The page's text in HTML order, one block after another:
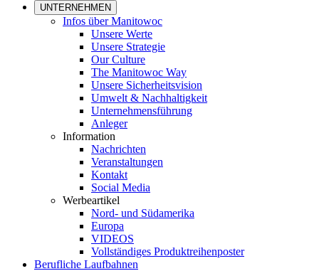
UNTERNEHMEN
Infos über Manitowoc
Unsere Werte
Unsere Strategie
Our Culture
The Manitowoc Way
Unsere Sicherheitsvision
Umwelt & Nachhaltigkeit
Unternehmensführung
Anleger
Information
Nachrichten
Veranstaltungen
Kontakt
Social Media
Werbeartikel
Nord- und Südamerika
Europa
VIDEOS
Vollständiges Produktreihenposter
Berufliche Laufbahnen